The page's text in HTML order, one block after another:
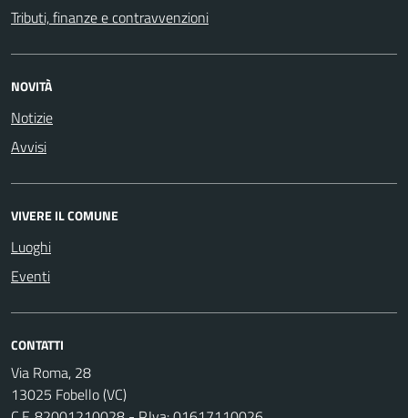
Tributi, finanze e contravvenzioni
NOVITÀ
Notizie
Avvisi
VIVERE IL COMUNE
Luoghi
Eventi
CONTATTI
Via Roma, 28
13025 Fobello (VC)